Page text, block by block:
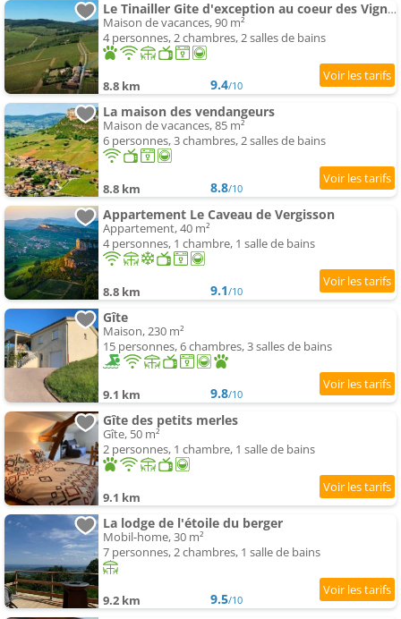
Le Tinailler Gite d'exception au coeur des Vignes- Deux suites parentales - place
Maison de vacances, 90 m²
4 personnes, 2 chambres, 2 salles de bains
8.8 km 9.4/10
La maison des vendangeurs
Maison de vacances, 85 m²
6 personnes, 3 chambres, 2 salles de bains
8.8 km 8.8/10
Appartement Le Caveau de Vergisson
Appartement, 40 m²
4 personnes, 1 chambre, 1 salle de bains
8.8 km 9.1/10
Gîte
Maison, 230 m²
15 personnes, 6 chambres, 3 salles de bains
9.1 km 9.8/10
Gîte des petits merles
Gîte, 50 m²
2 personnes, 1 chambre, 1 salle de bains
9.1 km
La lodge de l'étoile du berger
Mobil-home, 30 m²
7 personnes, 2 chambres, 1 salle de bains
9.2 km 9.5/10